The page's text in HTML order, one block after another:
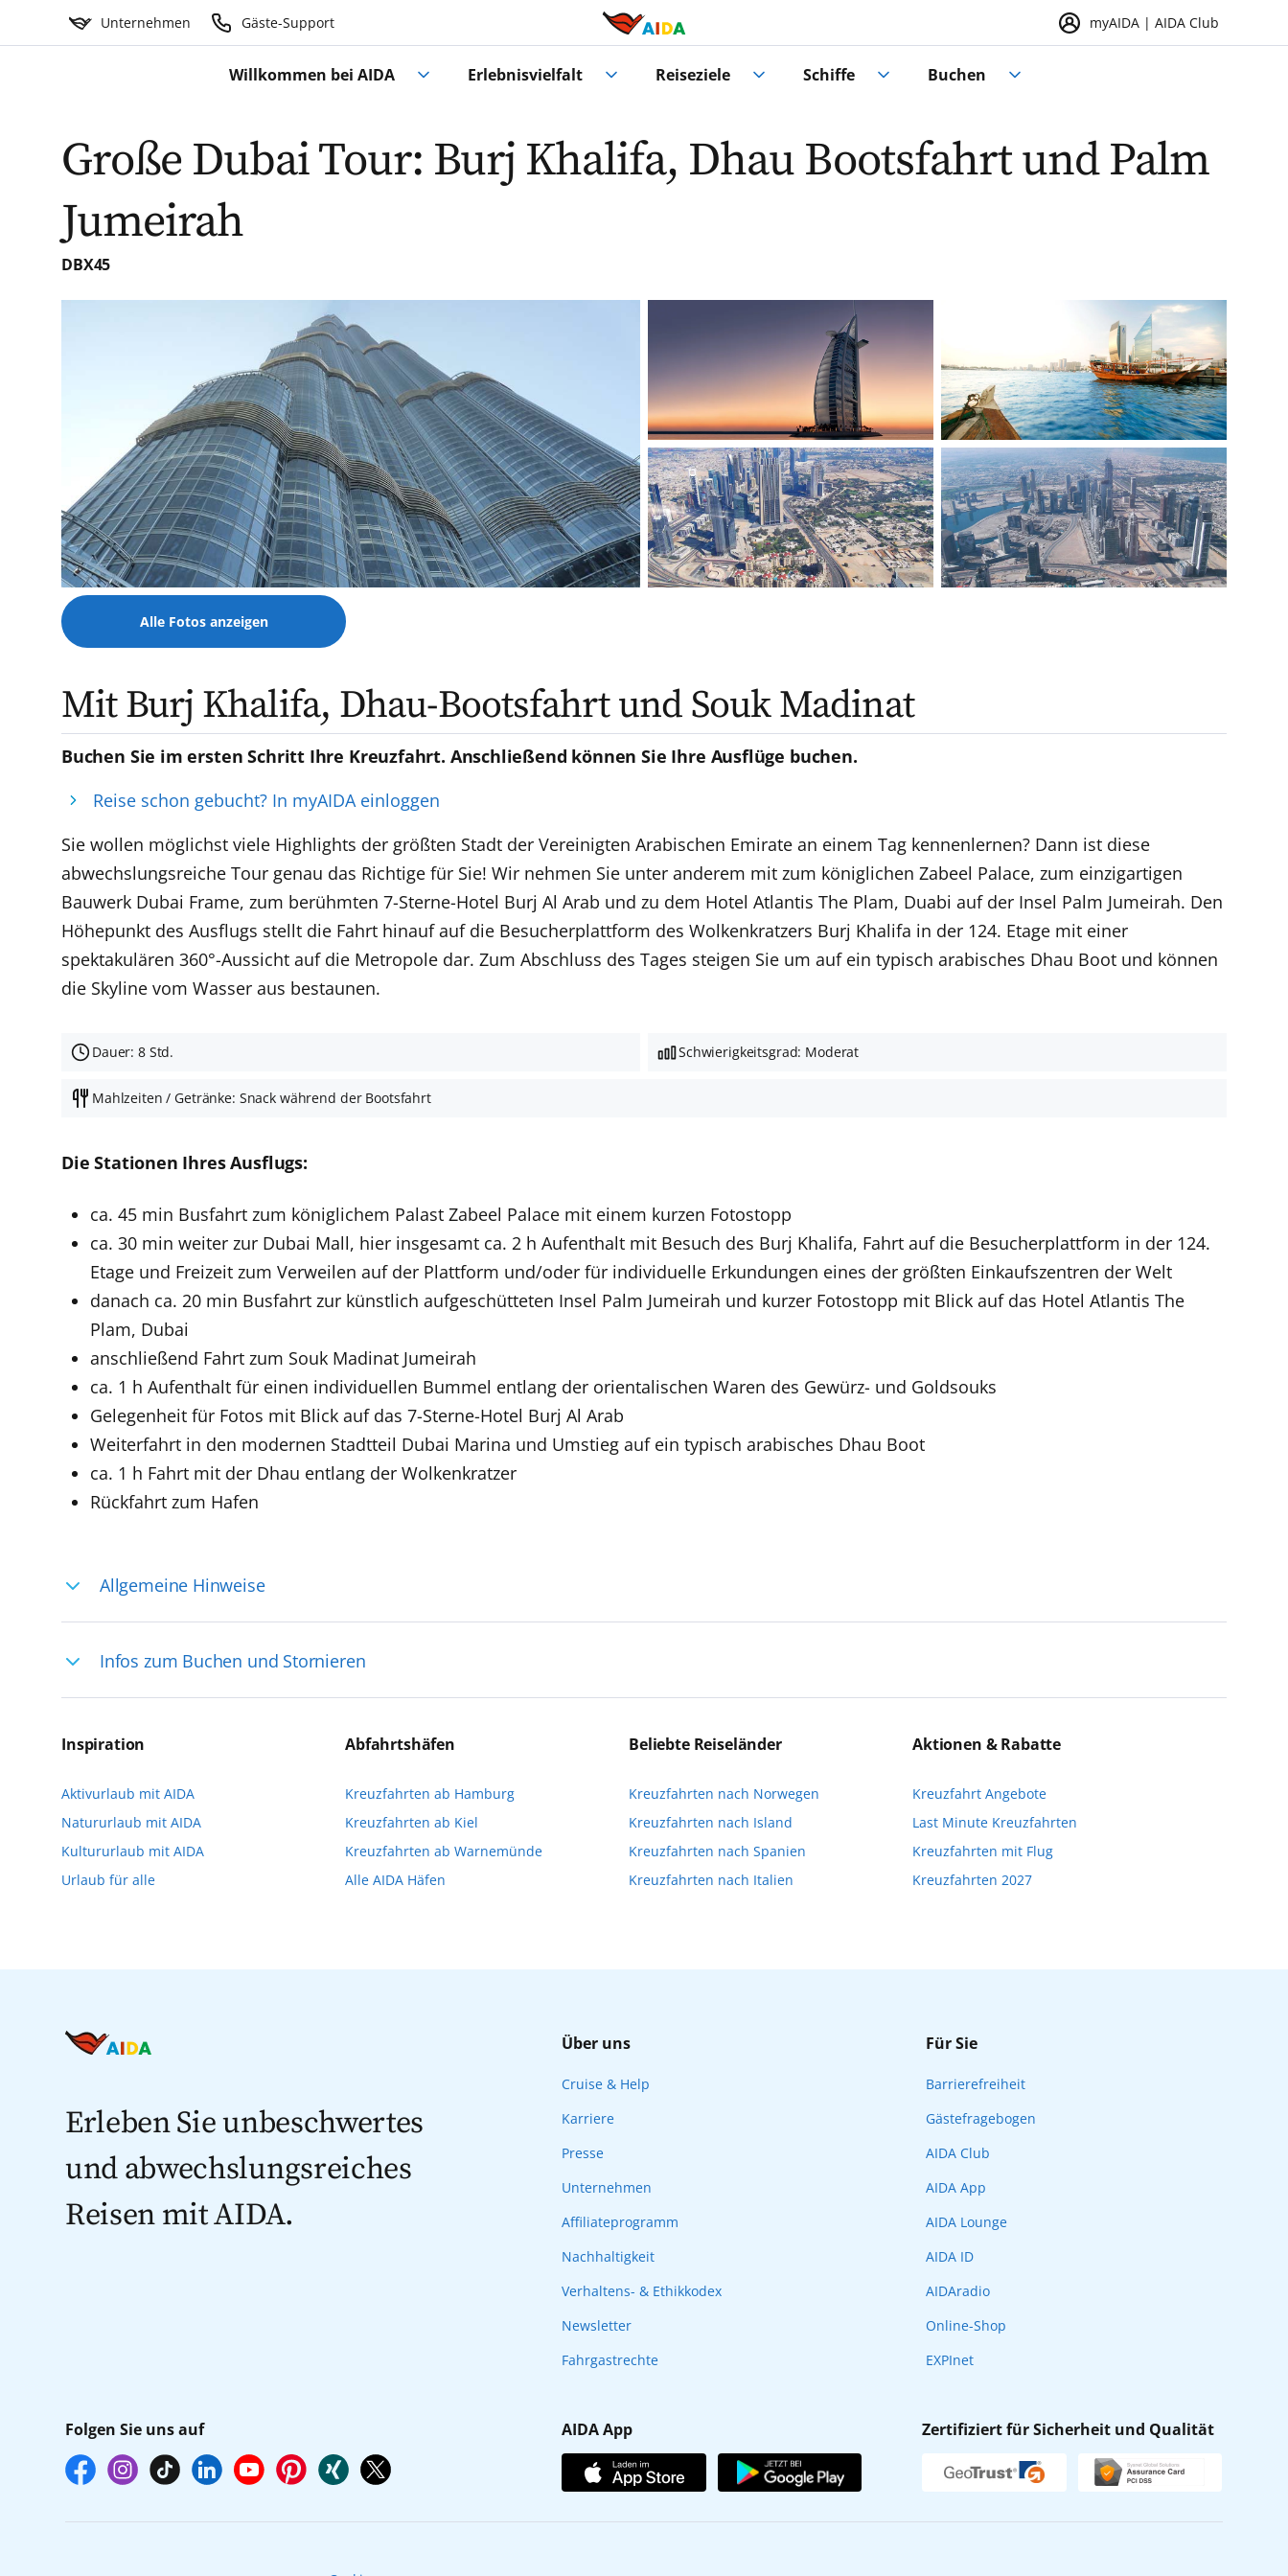
Unternehmen Gäste-Support myAIDA | AIDA Club
Willkommen bei AIDA Erlebnisvielfalt Reiseziele Schiffe Buchen
Große Dubai Tour: Burj Khalifa, Dhau Bootsfahrt und Palm
Jumeirah
DBX45
Alle Fotos anzeigen
Mit Burj Khalifa, Dhau-Bootsfahrt und Souk Madinat
Buchen Sie im ersten Schritt Ihre Kreuzfahrt. Anschließend können Sie Ihre Ausflüge buchen.
Reise schon gebucht? In myAIDA einloggen
Sie wollen möglichst viele Highlights der größten Stadt der Vereinigten Arabischen Emirate an einem Tag kennenlernen? Dann ist diese
abwechslungsreiche Tour genau das Richtige für Sie! Wir nehmen Sie unter anderem mit zum königlichen Zabeel Palace, zum einzigartigen
Bauwerk Dubai Frame, zum berühmten 7-Sterne-Hotel Burj Al Arab und zu dem Hotel Atlantis The Plam, Duabi auf der Insel Palm Jumeirah. Den
Höhepunkt des Ausflugs stellt die Fahrt hinauf auf die Besucherplattform des Wolkenkratzers Burj Khalifa in der 124. Etage mit einer
spektakulären 360°-Aussicht auf die Metropole dar. Zum Abschluss des Tages steigen Sie um auf ein typisch arabisches Dhau Boot und können
die Skyline vom Wasser aus bestaunen.
Dauer: 8 Std. Schwierigkeitsgrad: Moderat
Mahlzeiten / Getränke: Snack während der Bootsfahrt
Die Stationen Ihres Ausflugs:
ca. 45 min Busfahrt zum königlichem Palast Zabeel Palace mit einem kurzen Fotostopp
ca. 30 min weiter zur Dubai Mall, hier insgesamt ca. 2 h Aufenthalt mit Besuch des Burj Khalifa, Fahrt auf die Besucherplattform in der 124.
Etage und Freizeit zum Verweilen auf der Plattform und/oder für individuelle Erkundungen eines der größten Einkaufszentren der Welt
danach ca. 20 min Busfahrt zur künstlich aufgeschütteten Insel Palm Jumeirah und kurzer Fotostopp mit Blick auf das Hotel Atlantis The
Plam, Dubai
anschließend Fahrt zum Souk Madinat Jumeirah
ca. 1 h Aufenthalt für einen individuellen Bummel entlang der orientalischen Waren des Gewürz- und Goldsouks
Gelegenheit für Fotos mit Blick auf das 7-Sterne-Hotel Burj Al Arab
Weiterfahrt in den modernen Stadtteil Dubai Marina und Umstieg auf ein typisch arabisches Dhau Boot
ca. 1 h Fahrt mit der Dhau entlang der Wolkenkratzer
Rückfahrt zum Hafen
Allgemeine Hinweise
selten, sodass dort englischsprachige Expert:innen die Ausflüge führen. Beide Optionen bieten einzigartige Perspektiven und bereichern
das Reiseerlebnis
Infos zum Buchen und Stornieren
Reservierungsanfrage über aida.de/myaida stellen oder direkt an Bord eine Buchung vornehmen. Wir möchten Sie darauf hinweisen, dass
Verfügung stehen. Deshalb empfehlen wir Ihnen, die Reservierung Ihrer Lieblingsausflüge vor Reisebeginn online über myAIDA
vorzunehmen.
Inspiration
Aktivurlaub mit AIDA
Natururlaub mit AIDA
Kultururlaub mit AIDA
Urlaub für alle
Abfahrtshäfen
Kreuzfahrten ab Hamburg
Kreuzfahrten ab Kiel
Kreuzfahrten ab Warnemünde
Alle AIDA Häfen
Beliebte Reiseländer
Kreuzfahrten nach Norwegen
Kreuzfahrten nach Island
Kreuzfahrten nach Spanien
Kreuzfahrten nach Italien
Aktionen & Rabatte
Kreuzfahrt Angebote
Last Minute Kreuzfahrten
Kreuzfahrten mit Flug
Kreuzfahrten 2027
Erleben Sie unbeschwertes
und abwechslungsreiches
Reisen mit AIDA.
Folgen Sie uns auf
Über uns
Cruise & Help
Karriere
Presse
Unternehmen
Affiliateprogramm
Nachhaltigkeit
Verhaltens- & Ethikkodex
Newsletter
Fahrgastrechte
Für Sie
Barrierefreiheit
Gästefragebogen
AIDA Club
AIDA App
AIDA Lounge
AIDA ID
AIDAradio
Online-Shop
EXPInet
AIDA App Zertifiziert für Sicherheit und Qualität